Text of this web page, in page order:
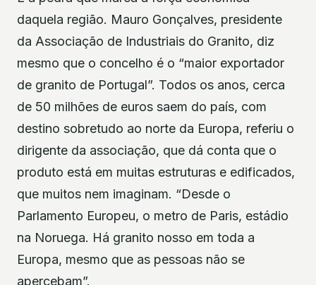
daquela região. Mauro Gonçalves, presidente
da Associação de Industriais do Granito, diz
mesmo que o concelho é o “maior exportador
de granito de Portugal”. Todos os anos, cerca
de 50 milhões de euros saem do país, com
destino sobretudo ao norte da Europa, referiu o
dirigente da associação, que dá conta que o
produto está em muitas estruturas e edificados,
que muitos nem imaginam. “Desde o
Parlamento Europeu, o metro de Paris, estádio
na Noruega. Há granito nosso em toda a
Europa, mesmo que as pessoas não se
apercebam”.